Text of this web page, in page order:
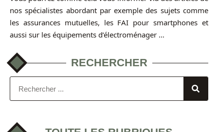
nos spécialistes abordant par exemple des sujets comme
les assurances mutuelles, les FAI pour smartphones et
aussi sur les équipements d’électroménager …
RECHERCHER